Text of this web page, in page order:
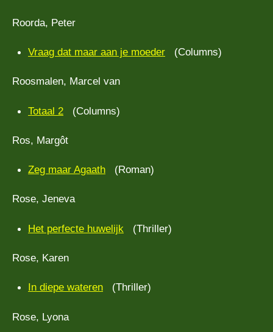
Roorda, Peter
Vraag dat maar aan je moeder (Columns)
Roosmalen, Marcel van
Totaal 2 (Columns)
Ros, Margôt
Zeg maar Agaath (Roman)
Rose, Jeneva
Het perfecte huwelijk (Thriller)
Rose, Karen
In diepe wateren (Thriller)
Rose, Lyona